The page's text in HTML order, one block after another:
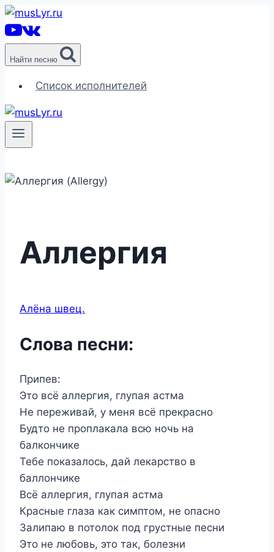
Перейти
к
содержимому
Найти песню
Список исполнителей
Аллергия
Алёна швец.
Слова песни:
Припев:
Это всё аллергия, глупая астма
Не переживай, у меня всё прекрасно
Будто не проплакала всю ночь на
балкончике
Тебе показалось, дай лекарство в
баллончике
Всё аллергия, глупая астма
Красные глаза как симптом, не опасно
Залипаю в потолок под грустные песни
Это не любовь, это так, болезни